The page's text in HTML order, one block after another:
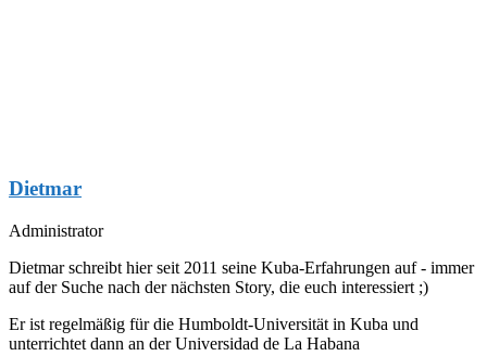
Dietmar
Administrator
Dietmar schreibt hier seit 2011 seine Kuba-Erfahrungen auf - immer
auf der Suche nach der nächsten Story, die euch interessiert ;)
Er ist regelmäßig für die Humboldt-Universität in Kuba und
unterrichtet dann an der Universidad de La Habana